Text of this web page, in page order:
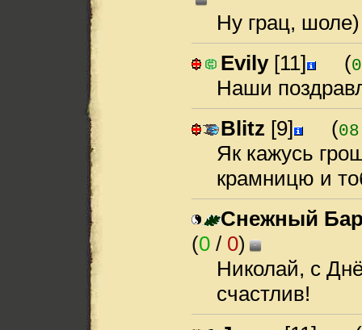
Ну грац, шоле)
Evily[11] (
Наши
Blitz [9] (
Як кажусь
крамницю и
Снежный
(0 / 0) -
Николай, с
счастлив!